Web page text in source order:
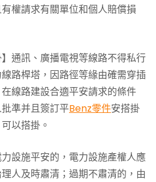
權請求有關單位和個人賠償損
通訊、廣播電視等線路不得私行
路桿塔，因路徑等緣由確需穿插
線路建設合適平安請求的條件
準并且簽訂平Benz零件安搭掛
以搭掛。
設施平安的，電力設施產權人應
人及時肅清；過期不肅清的，由